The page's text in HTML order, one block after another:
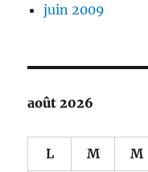
juin 2009
août 2026
L M M